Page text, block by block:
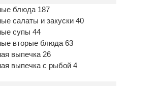
блюда 187
салаты и закуски 40
супы 44
вторые блюда 63
выпечка 26
выпечка с рыбой 4